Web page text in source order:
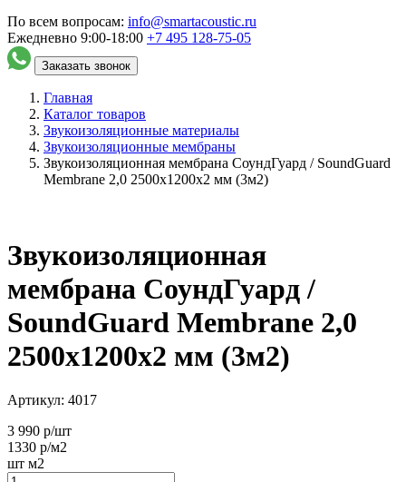
По всем вопросам: info@smartacoustic.ru
Ежедневно 9:00-18:00 +7 495 128-75-05
Заказать звонок
Главная
Каталог товаров
Звукоизоляционные материалы
Звукоизоляционные мембраны
Звукоизоляционная мембрана СоундГуард / SoundGuard
Membrane 2,0 2500х1200х2 мм (3м2)
Звукоизоляционная
мембрана СоундГуард /
SoundGuard Membrane 2,0
2500х1200х2 мм (3м2)
Артикул: 4017
3 990 р/шт
1330 р/м2
шт м2